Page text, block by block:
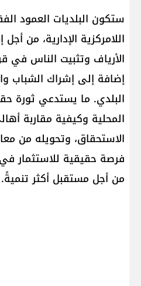
ستكون البلديات العمود
اللامركزية الإدارية، من
الأرياف وتثبيت الناس في
إضافة إلى إشراك الشباب
البلدي. ما يستدعي ثورة
المحلية وكيفية مقاربة
الاستحقاق، وتحويله من
فرصة حقيقية للاستثمار
من أجل مستقبل أكثر تنميةً.